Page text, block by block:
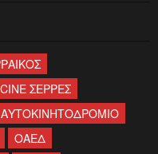
CINE ΣΕΡΡΕΣ
ΑΥΤΟΚΙΝΗΤΟΔΡΟΜΙΟ
ΟΑΕΔ